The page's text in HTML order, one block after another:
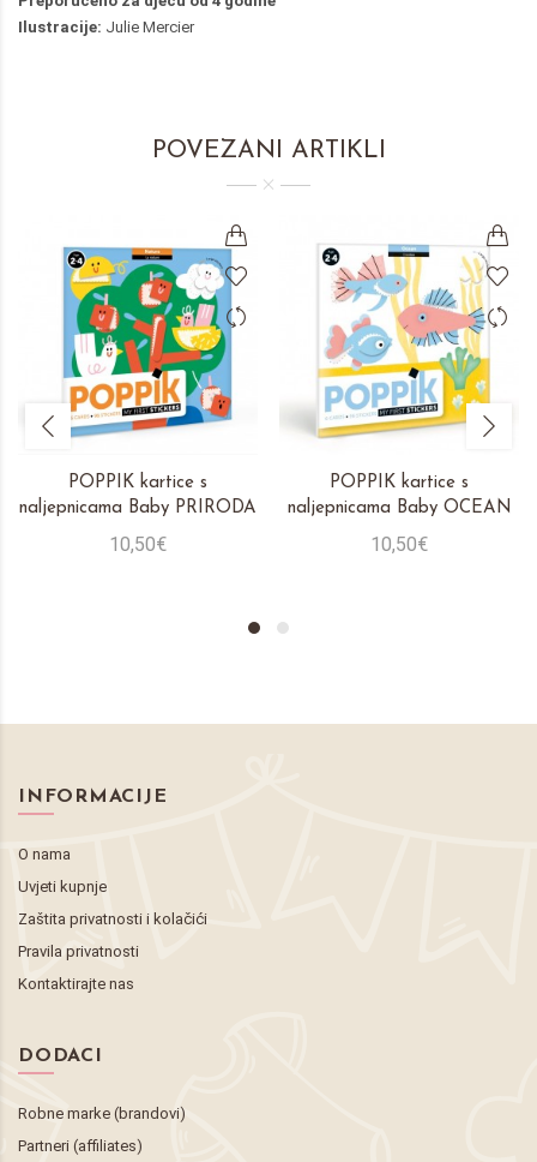
Ilustracije: Julie Mercier
POVEZANI ARTIKLI
POPPIK kartice s
naljepnicama Baby PRIRODA
10,50€
POPPIK kartice s
naljepnicama Baby OCEAN
10,50€
INFORMACIJE
O nama
Uvjeti kupnje
Zaštita privatnosti i kolačići
Pravila privatnosti
Kontaktirajte nas
DODACI
Robne marke (brandovi)
Partneri (affiliates)